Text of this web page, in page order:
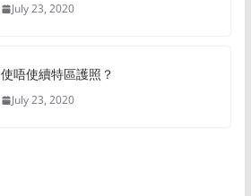
July 23, 2020
使唔使續特區護照？
July 23, 2020